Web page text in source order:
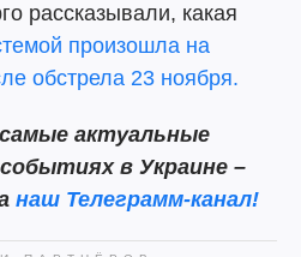
рассказывали, какая
произошла на
обстрела 23 ноября.
актуальные
в Украине –
наш Телеграмм-канал!